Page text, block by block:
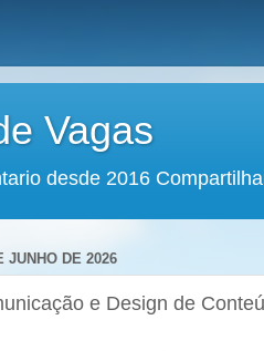
Vagas
desde 2016
JUNHO DE 2026
e Design de